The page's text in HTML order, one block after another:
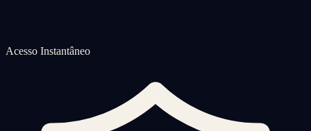
Acesso Instantâneo